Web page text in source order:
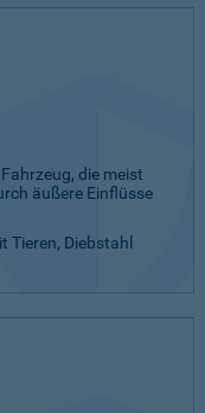
die meist
äußere Einflüsse
Tieren, Diebstahl